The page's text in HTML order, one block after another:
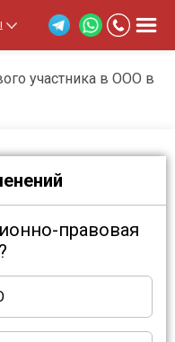
участника в ООО в
правовая